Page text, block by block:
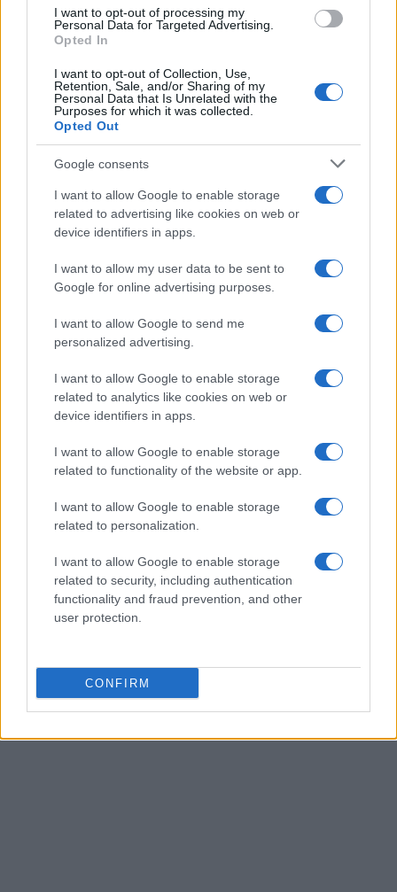
I want to opt-out of processing my
Personal Data for Targeted Advertising.
Opted In
I want to opt-out of Collection, Use,
Retention, Sale, and/or Sharing of my
Personal Data that Is Unrelated with the
Purposes for which it was collected.
Opted Out
Google consents
I want to allow Google to enable storage
related to advertising like cookies on web or
device identifiers in apps.
I want to allow my user data to be sent to
Google for online advertising purposes.
I want to allow Google to send me
personalized advertising.
I want to allow Google to enable storage
related to analytics like cookies on web or
device identifiers in apps.
I want to allow Google to enable storage
related to functionality of the website or app.
I want to allow Google to enable storage
related to personalization.
I want to allow Google to enable storage
related to security, including authentication
functionality and fraud prevention, and other
user protection.
CONFIRM
Widodo, qui a ensuite annoncé qu’il mobiliserait 700
soldats pour passer sept ans à nettoyer le fleuve.
Cependant, le reste de leur histoire n’est accessible qu’aux
abonnés.
Infos Rédaction